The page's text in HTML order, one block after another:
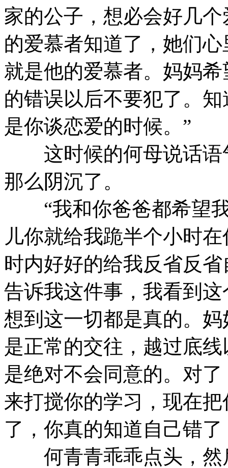
家的公子，想必会好几
的爱慕者知道了，她们
就是他的爱慕者。妈妈
的错误以后不要犯了。
是你谈恋爱的时候。”
这时候的何母说话语
那么阴沉了。
“我和你爸爸都希望我
儿你就给我跪半个小时
时内好好的给我反省反
告诉我这件事，我看到
想到这一切都是真的。
是正常的交往，越过底
是绝对不会同意的。对
来打搅你的学习，现在
了，你真的知道自己错
何青青乖乖点头，然